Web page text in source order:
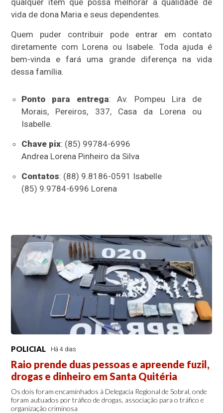
vida de dona Maria e seus dependentes.
Quem puder contribuir pode entrar em contato
diretamente com Lorena ou Isabele. Toda ajuda é
bem-vinda e fará uma grande diferença na vida
dessa família.
Ponto para entrega: Av. Pompeu Lira de
Morais, Pereiros, 337, Casa da Lorena ou
Isabelle.
Chave pix: (85) 99784-6996
Andrea Lorena Pinheiro da Silva
Contatos: (88) 9.8186-0591 Isabelle
(85) 9.9784-6996 Lorena
POLICIAL Há 4 dias
Raio prende duas pessoas e apreende fuzil,
drogas e dinheiro em Santa Quitéria
Os dois foram encaminhados à Delegacia Regional de Sobral, onde
foram autuados por tráfico de drogas, associação para o tráfico e
organização criminosa